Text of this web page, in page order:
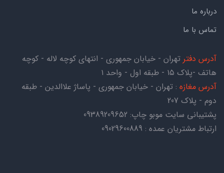
درباره ما
تماس با ما
آدرس دفتر تهران - خیابان جمهوری - انتهای کوچه لاله - کوچه
هاتف -پلاک ۱۵ - طبقه اول - واحد ۱
آدرس مغازه : تهران - خیابان جمهوری - پاساژ علاالدین - طبقه
دوم - پلاک 207
پشتیبانی سایت موبو چاپ: 09389209652
ارتباط مشتریان عمده : 09029600889